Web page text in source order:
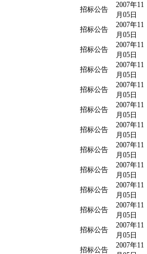
招标公告
2007年11
月05日
招标公告
2007年11
月05日
招标公告
2007年11
月05日
招标公告
2007年11
月05日
招标公告
2007年11
月05日
招标公告
2007年11
月05日
招标公告
2007年11
月05日
招标公告
2007年11
月05日
招标公告
2007年11
月05日
招标公告
2007年11
月05日
招标公告
2007年11
月05日
招标公告
2007年11
月05日
招标公告
2007年11